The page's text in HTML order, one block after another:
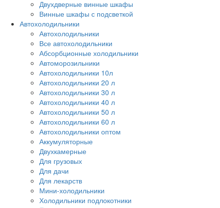
Двухдверные винные шкафы
Винные шкафы с подсветкой
Автохолодильники
Автохолодильники
Все автохолодильники
Абсорбционные холодильники
Автоморозильники
Автохолодильники 10л
Автохолодильники 20 л
Автохолодильники 30 л
Автохолодильники 40 л
Автохолодильники 50 л
Автохолодильники 60 л
Автохолодильники оптом
Аккумуляторные
Двухкамерные
Для грузовых
Для дачи
Для лекарств
Мини-холодильники
Холодильники подлокотники